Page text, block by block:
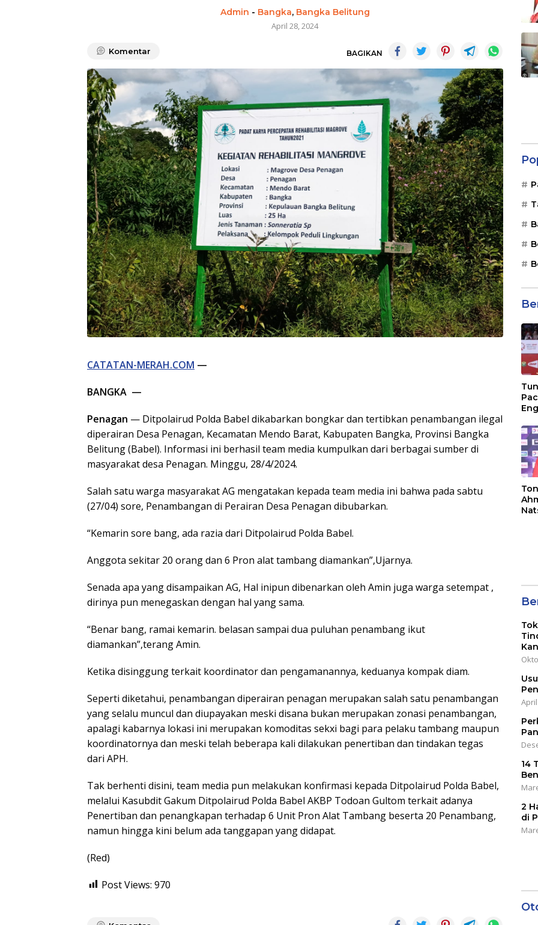
Admin - Bangka, Bangka Belitung
April 28, 2024
Komentar BAGIKAN
CATATAN-MERAH.COM —
BANGKA —
Penagan — Ditpolairud Polda Babel dikabarkan bongkar dan tertibkan penambangan ilegal
diperairan Desa Penagan, Kecamatan Mendo Barat, Kabupaten Bangka, Provinsi Bangka
Belitung (Babel). Informasi ini berhasil team media kumpulkan dari berbagai sumber di
masyarakat desa Penagan. Minggu, 28/4/2024.
Salah satu warga masyarakat AG mengatakan kepada team media ini bahwa pada sabtu
(27/04) sore, Penambangan di Perairan Desa Penagan dibubarkan.
“Kemarin sore bang, ada razia dari Ditpolairud Polda Babel.
Anggota sekitar 20 orang dan 6 Pron alat tambang diamankan”,Ujarnya.
Senada apa yang disampaikan AG, Hal inipun dibenarkan oleh Amin juga warga setempat ,
dirinya pun menegaskan dengan hal yang sama.
“Benar bang, ramai kemarin. belasan sampai dua puluhan penambang ikut
diamankan”,terang Amin.
Ketika disinggung terkait koordinator dan pengamanannya, keduanya kompak diam.
Seperti diketahui, penambangan diperairan penagan merupakan salah satu penambangan
yang selalu muncul dan diupayakan meski disana bukan merupakan zonasi penambangan,
apalagi kabarnya lokasi ini merupakan komoditas sekxi bagi para pelaku tambang maupun
koordinatornya dan meski telah beberapa kali dilakukan penertiban dan tindakan tegas
dari APH.
Tak berhenti disini, team media pun melakukan konfirmasi kepada Ditpolairud Polda Babel,
melalui Kasubdit Gakum Ditpolairud Polda Babel AKBP Todoan Gultom terkait adanya
Penertiban dan penangkapan terhadap 6 Unit Pron Alat Tambang beserta 20 Penambang,
namun hingga kini belum ada tanggapan yang didapat.
(Red)
Post Views: 970
14
2
di